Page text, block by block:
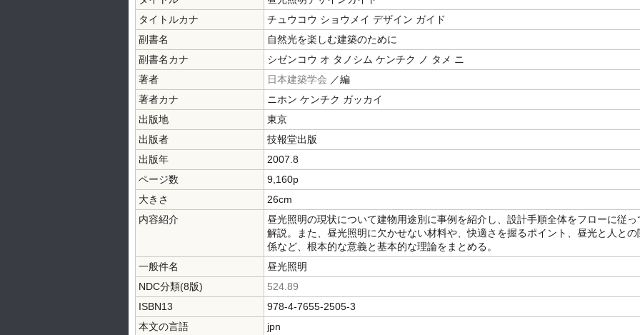
タイトルカナ
チュウコウ ショウメイ デザイン ガイド
副書名
自然光を楽しむ建築のために
副書名カナ
シゼンコウ オ タノシム ケンチク ノ タメ ニ
著者
日本建築学会 ／編
著者カナ
ニホン ケンチク ガッカイ
出版地
東京
出版者
技報堂出版
出版年
2007.8
ページ数
9,160p
大きさ
26cm
内容紹介
昼光照明の現状について建物用途別に事例を紹介し、設計手順全体をフローに従っ
解説。また、昼光照明に欠かせない材料や、快適さを握るポイント、昼光と人との
係など、根本的な意義と基本的な理論をまとめる。
一般件名
昼光照明
NDC分類(8版)
524.89
ISBN13
978-4-7655-2505-3
本文の言語
jpn